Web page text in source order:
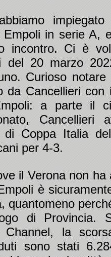
in serie A,
incontro. Ci è
del 20 marzo
Curioso
da Cancellieri con
a parte il
Cancellieri
di Coppa Italia
per 4-3.
il Verona non ha
è
quantomeno
di Provincia.
la
sono stati